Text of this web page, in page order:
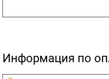
Информация по